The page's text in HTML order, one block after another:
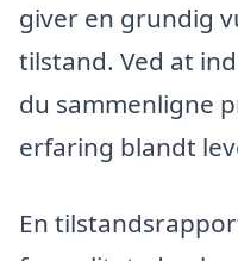
giver en grundig
tilstand. Ved at
du sammenligne
erfaring blandt
En